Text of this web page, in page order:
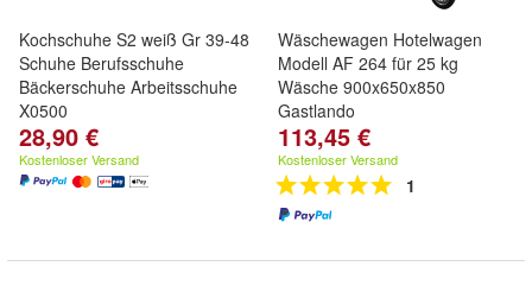
Kochschuhe S2 weiß Gr 39-48
Schuhe Berufsschuhe
Bäckerschuhe Arbeitsschuhe
X0500
28,90 €
Kostenloser Versand
Wäschewagen Hotelwagen
Modell AF 264 für 25 kg
Wäsche 900x650x850
Gastlando
113,45 €
Kostenloser Versand
1